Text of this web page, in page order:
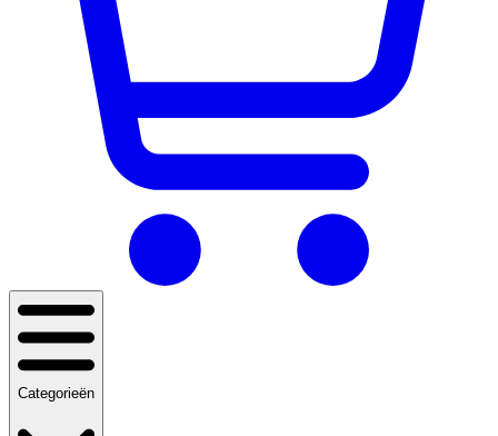
Categorieën